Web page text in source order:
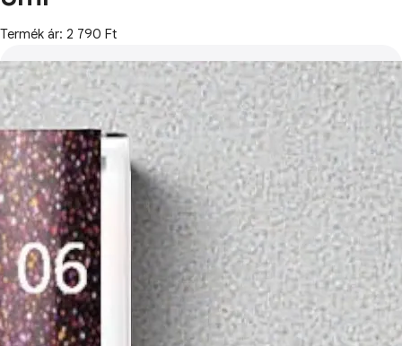
Termék ár: 2 790 Ft